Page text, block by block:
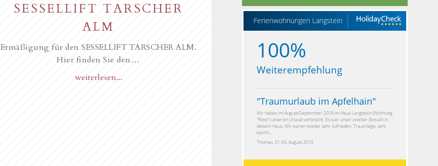
SESSELLIFT TARSCHER
ALM
Ermäßigung für den SESSELLIFT TARSCHER ALM.
Hier finden Sie den…
weiterlesen...
Ferienwohnungen Langstein
100%
Weiterempfehlung
"Traumurlaub im Apfelhain"
Wir haben im August/September 2018 im Haus Langstein (Wohnung
"Rose") unseren Urlaub verbracht. Es war unser zweiter Besuch in
diesem Haus. Wir waren wieder sehr zufrieden. Traumlage, sehr
komfo...
Thomas, 51-55, August 2018